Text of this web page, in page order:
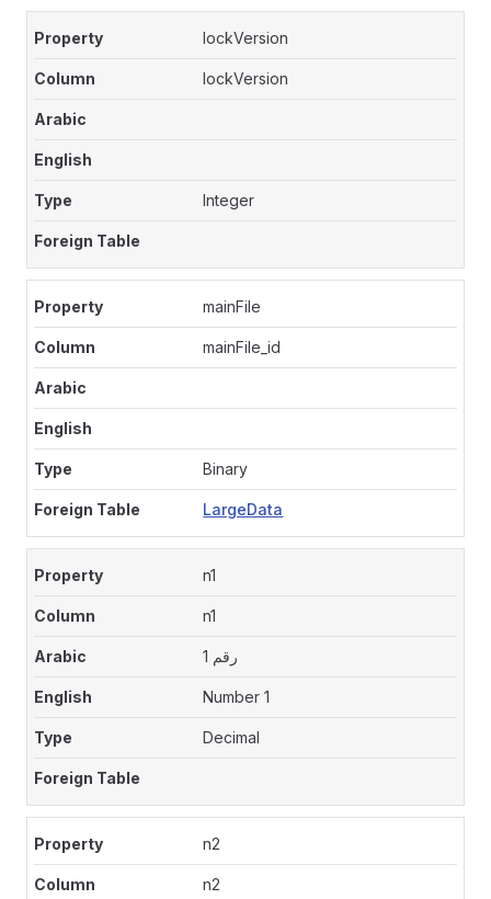
lockVersion
lockVersion
Integer
mainFile
mainFile_id
Binary
LargeData
n1
n1
رقم 1
Number 1
Decimal
n2
n2